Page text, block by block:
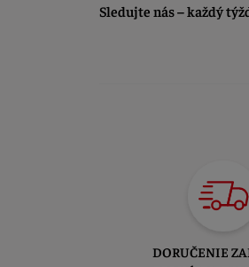
Sledujte nás – každý
DORUČENIE